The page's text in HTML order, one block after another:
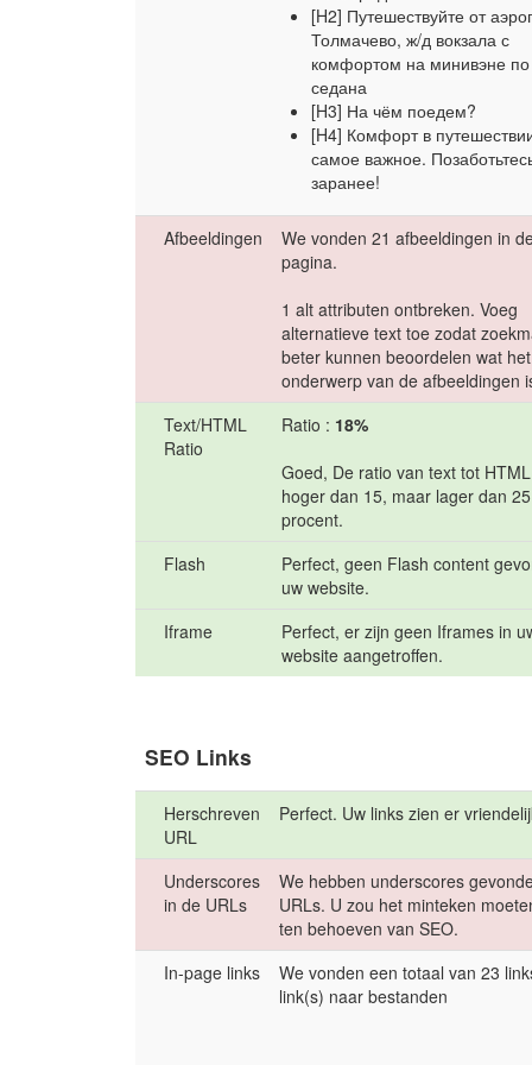
[H2] Путешествуйте от
Толмачево, ж/д вокзала с
комфортом на минивэне
седана
[H3] На чём поедем?
[H4] Комфорт в
самое важное.
заранее!
Afbeeldingen
We vonden 21 afbeeldingen in
pagina.
1 alt attributen ontbreken. Voeg
alternatieve text toe zodat
beter kunnen beoordelen wat het
onderwerp van de afbeeldingen
Text/HTML
Ratio
Ratio : 18%
Goed, De ratio van text tot
hoger dan 15, maar lager dan 25
procent.
Flash
Perfect, geen Flash content
uw website.
Iframe
Perfect, er zijn geen Iframes in
website aangetroffen.
SEO Links
Herschreven
URL
Perfect. Uw links zien er
Underscores
in de URLs
We hebben underscores
URLs. U zou het minteken
ten behoeven van SEO.
In-page links
We vonden een totaal van 23
link(s) naar bestanden